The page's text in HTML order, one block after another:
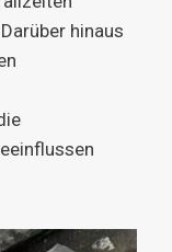
hinaus